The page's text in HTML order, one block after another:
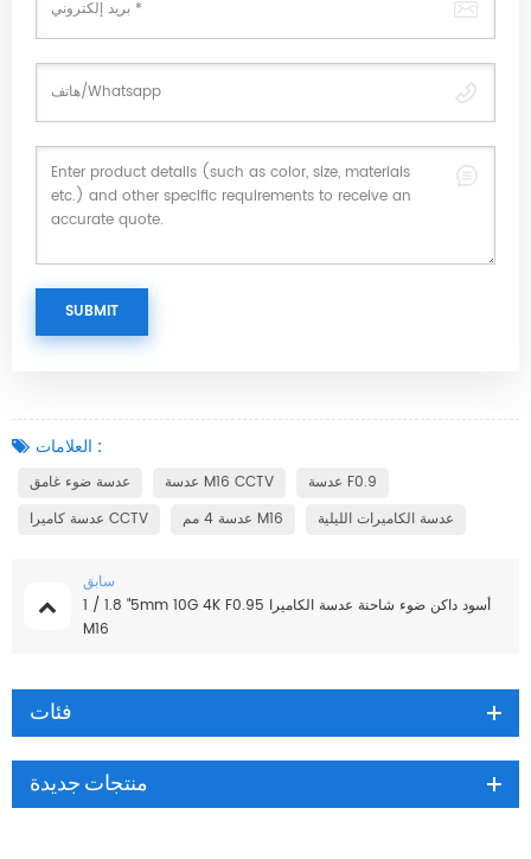
العلامات :
عدسة ضوء غامق عدسة M16 CCTV
عدسة F0.9
عدسة كاميرا CCTV
عدسة 4 مم M16 عدسة الكاميرات الليلية
سابق
1 / 1.8 "5mm 10G 4K F0.95 أسود داكن ضوء شاحنة عدسة الكاميرا
M16
فئات
منتجات جديدة